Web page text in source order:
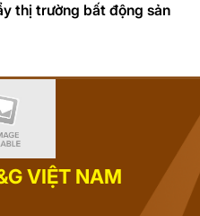
thị trường bất động sản
VIỆT NAM